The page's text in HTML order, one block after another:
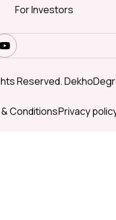
For Investors
Reserved.
ConditionsPrivacy